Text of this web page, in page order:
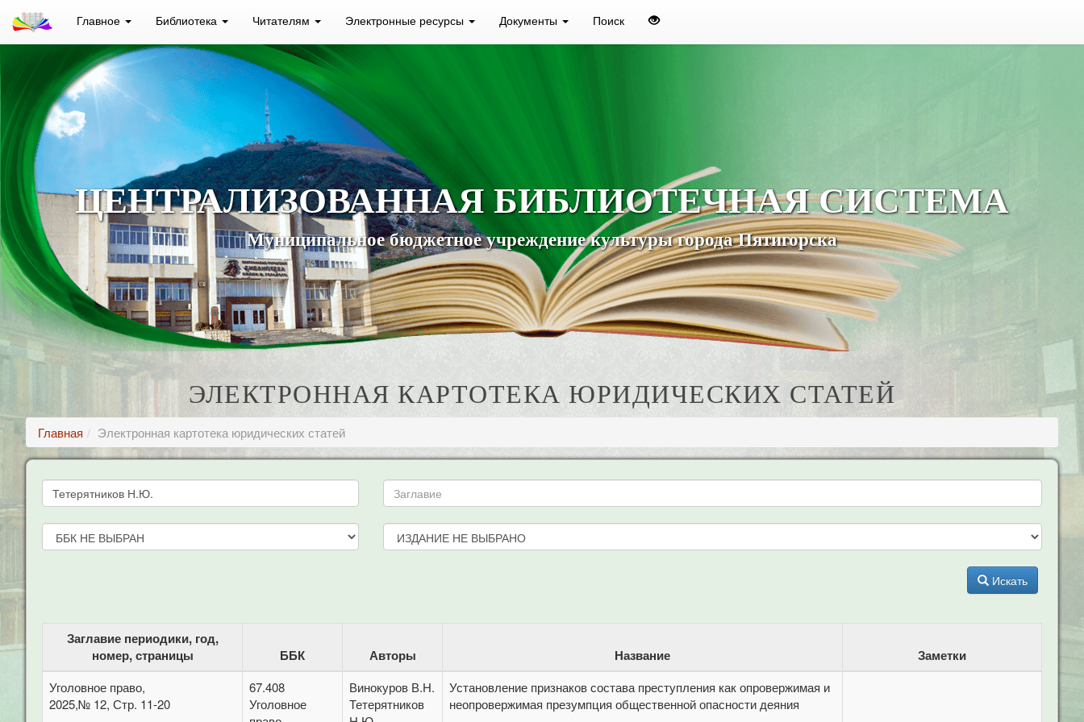
Главное Библиотека Читателям Электронные ресурсы Документы Поиск
ЦЕНТРАЛИЗОВАННАЯ БИБЛИОТЕЧНАЯ СИСТЕМА
Муниципальное бюджетное учреждение культуры города Пятигорска
ЭЛЕКТРОННАЯ КАРТОТЕКА ЮРИДИЧЕСКИХ СТАТЕЙ
Главная Электронная картотека юридических статей
Искать
Заглавие периодики, год,
номер, страницы
ББК Авторы Название Заметки
Уголовное право,
2025,№ 12, Стр. 11-20
67.408
Уголовное
Винокуров В.Н.
Тетерятников
Установление признаков состава преступления как опровержимая и
неопровержимая презумпция общественной опасности деяния